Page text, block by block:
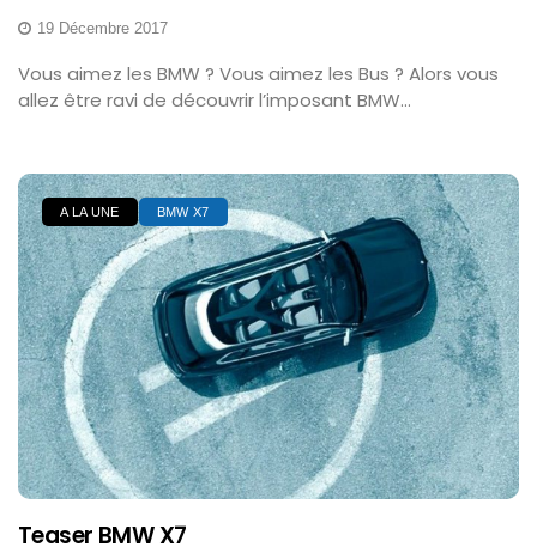
19 Décembre 2017
Vous aimez les BMW ? Vous aimez les Bus ? Alors vous
allez être ravi de découvrir l’imposant BMW...
A LA UNE BMW X7
Teaser BMW X7